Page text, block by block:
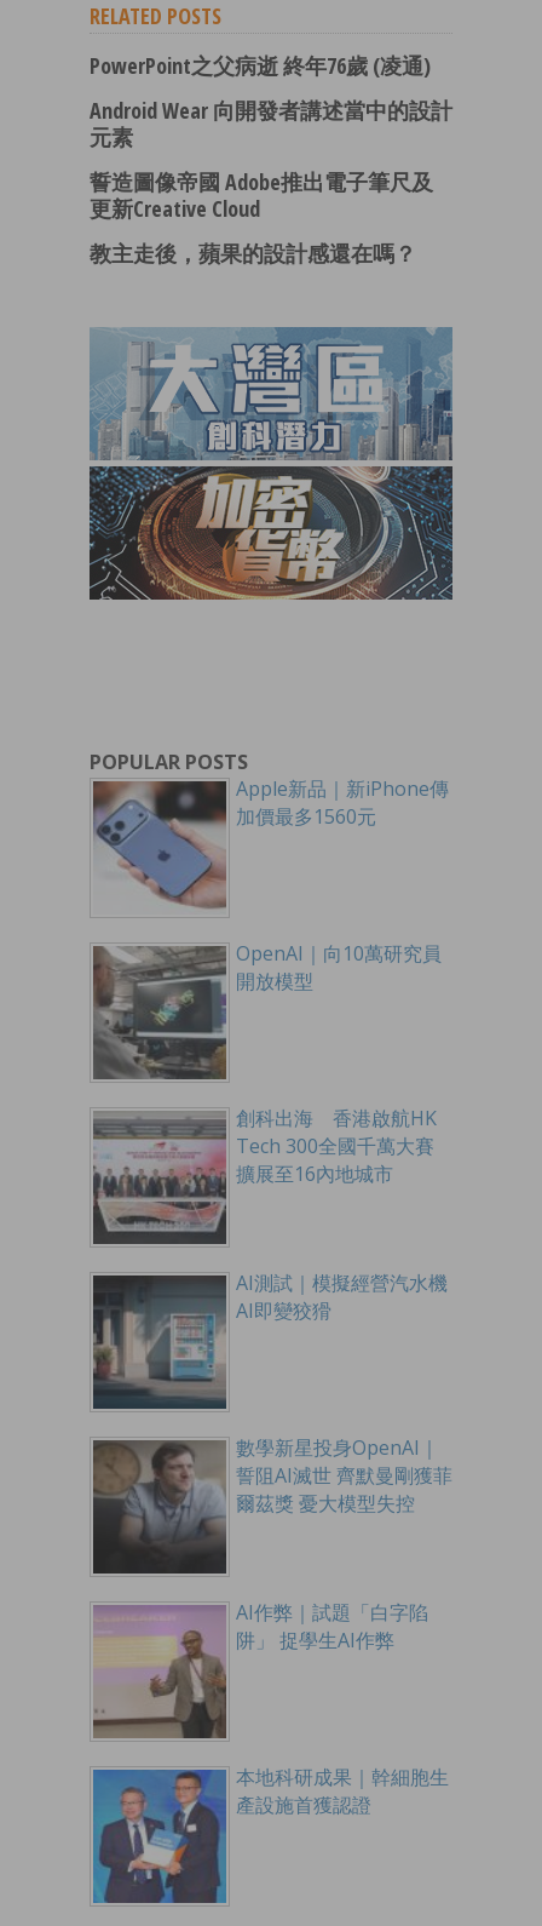
RELATED POSTS
PowerPoint之父病逝 終年76歲 (凌通)
Android Wear 向開發者講述當中的設計
元素
誓造圖像帝國 Adobe推出電子筆尺及
更新Creative Cloud
教主走後，蘋果的設計感還在嗎？
POPULAR POSTS
Apple新品｜新iPhone傳
加價最多1560元
OpenAI｜向10萬研究員
開放模型
創科出海 香港啟航HK
Tech 300全國千萬大賽
擴展至16內地城市
AI測試｜模擬經營汽水機
AI即變狡猾
數學新星投身OpenAI｜
誓阻AI滅世 齊默曼剛獲菲
爾茲獎 憂大模型失控
AI作弊｜試題「白字陷
阱」 捉學生AI作弊
本地科研成果｜幹細胞生
產設施首獲認證